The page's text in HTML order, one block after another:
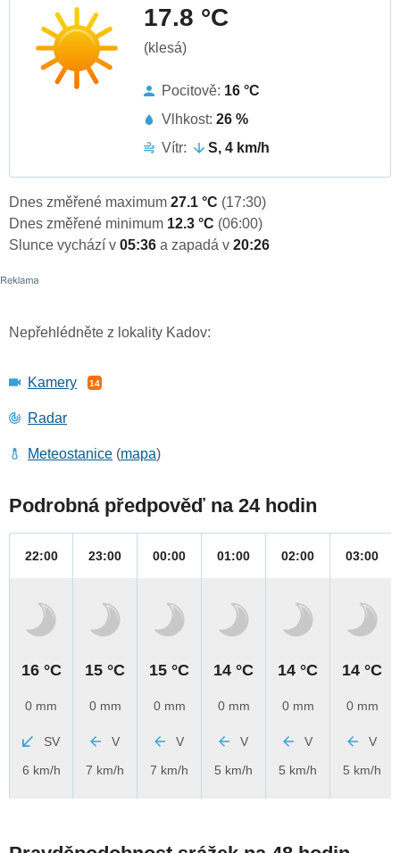
17.8 °C
(klesá)
Pocitově: 16 °C
Vlhkost: 26 %
Vítr:
S, 4 km/h
Dnes změřené maximum 27.1 °C (17:30)
Dnes změřené minimum 12.3 °C (06:00)
Slunce vychází v 05:36 a zapadá v 20:26
Nepřehlédněte z lokality Kadov:
Kamery 14
Radar
Meteostanice (mapa)
Podrobná předpověď na 24 hodin
22:00
16 °C
0 mm
SV
6 km/h
23:00
15 °C
0 mm
V
7 km/h
00:00
15 °C
0 mm
V
7 km/h
01:00
14 °C
0 mm
V
5 km/h
02:00
14 °C
0 mm
V
5 km/h
03:00
14 °C
0 mm
V
5 km/h